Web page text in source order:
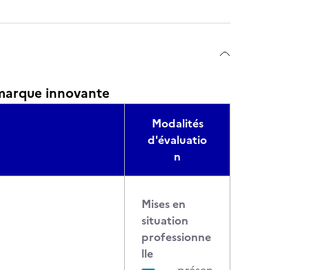
innovante
Modalités
d'évaluatio
n
Mises en
situation
professionne
lle